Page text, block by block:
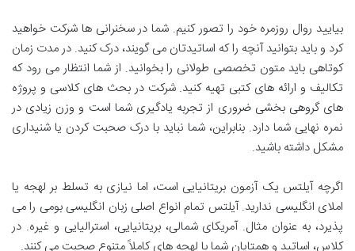
بیایید روال روزمره خود را تصور کنیم. شما در سخنرانی ها شرکت خواهید
کرد و باید بتوانید آنچه را که اساتیدتان می گویند، درک کنید. در مدت زمان
کوتاهی باید متون تخصصی طولانی را بخوانید. از شما انتظار می رود که
تکالیف و ارائه های کتبی تهیه کنید. شرکت در بحث های کلاسی و پروژه
های گروهی بخشی ضروری از تجربه یادگیری شما است و وزن زیادی در
نمره نهایی شما دارد. بنابراین، شما نباید با درک صحبت کردن یا شنیداری
مشکل داشته باشید.
اگرچه آیلتس یک آزمون بریتانیایی است، اما نیازی به تسلط بر لهجه یا
املای انگلیسی ندارید. آیلتس تمام انواع اصلی زبان انگلیسی بومی را می
پذیرد، به عنوان مثال. آمریکای شمالی، بریتانیایی، استرالیایی و غیره. در
کلاس، اساتید و همتایان شما با لهجه های کاملاً متنوع صحبت می کنند.